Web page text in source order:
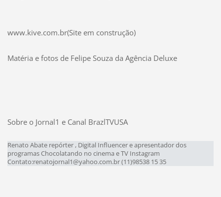
www.kive.com.br(Site em construção)
Matéria e fotos de Felipe Souza da Agência Deluxe
Sobre o Jornal1 e Canal BrazlTVUSA
Renato Abate repórter , Digital Influencer e apresentador dos
programas Chocolatando no cinema e TV Instagram
Contato:renatojornal1@yahoo.com.br (11)98538 15 35